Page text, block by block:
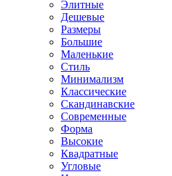
Элитные
Дешевые
Размеры
Большие
Маленькие
Стиль
Минимализм
Классические
Скандинавские
Современные
Форма
Высокие
Квадратные
Угловые